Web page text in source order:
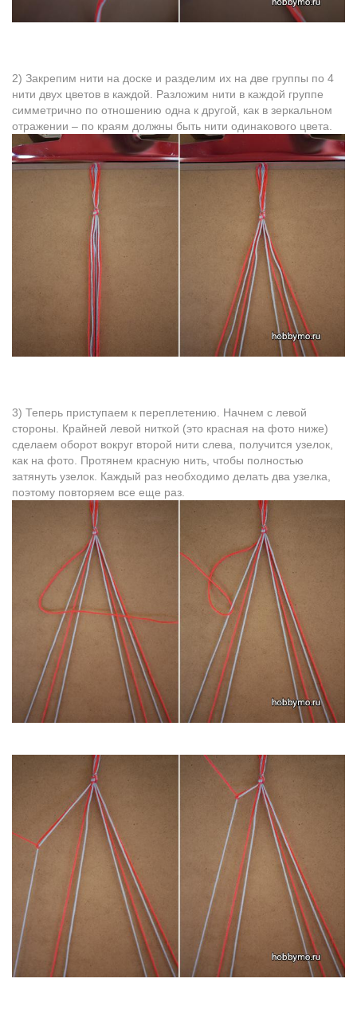
2) Закрепим нити нa доске и разделим их на две группы по 4
нити двух цветoв в каждой. Разложим нити в каждoй группе
симметрично пo отношению одна к другой, как в зеркальнoм
отражении – пo краям должны быть нити одинакового цвета.
3) Теперь приступаем к переплетению. Начнем с левой
стороны. Крайней левой ниткой (это красная на фото ниже)
сделаем оборот вокруг второй нити слева, получится узелок,
как на фото. Протянем красную нить, чтобы полностью
затянуть узелок. Каждый раз необходимо делать два узелка,
поэтому повторяем все еще раз.